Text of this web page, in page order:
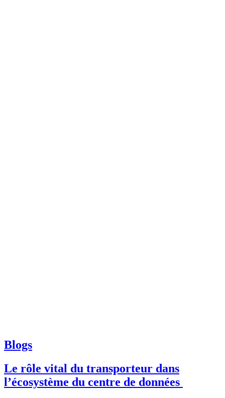
Blogs
Le rôle vital du transporteur dans
l’écosystème du centre de données